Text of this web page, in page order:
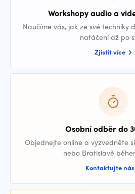
Workshopy audio a
Naučíme vás, jak ze své techniky
natáčení až po
Zjistit více
Osobní odběr do
Objednejte online a vyzvedněte
nebo Bratislavě
Kontaktujte nás